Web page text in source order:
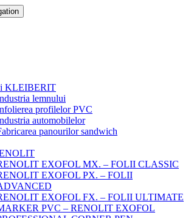
KLEIBERIT
lemnului
profilelor PVC
automobilelor
panourilor sandwich
EXOFOL MX. – FOLII CLASSIC
EXOFOL PX. – FOLII
EXOFOL FX. – FOLII ULTIMATE
PVC – RENOLIT EXOFOL